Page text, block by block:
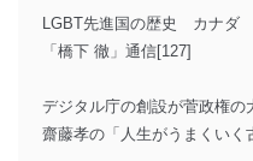
LGBT先進国の歴史 カナダ
「橋下 徹」通信[127]
デジタル庁の創設が菅政権の
齋藤孝の「人生がうまくいく